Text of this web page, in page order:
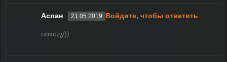
Аслан 21.05.2019 Войдите, чтобы ответить
походу))